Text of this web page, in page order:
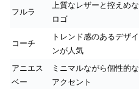
フルラ
上質なレザーと控えめな
ロゴ
コーチ
トレンド感のあるデザイ
ンが人気
アニエス
ベー
ミニマルながら個性的な
アクセント